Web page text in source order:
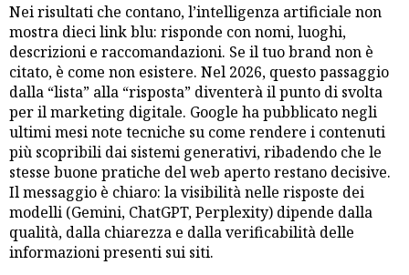
Nei risultati che contano, l’intelligenza artificiale non
mostra dieci link blu: risponde con nomi, luoghi,
descrizioni e raccomandazioni. Se il tuo brand non è
citato, è come non esistere. Nel 2026, questo passaggio
dalla “lista” alla “risposta” diventerà il punto di svolta
per il marketing digitale. Google ha pubblicato negli
ultimi mesi note tecniche su come rendere i contenuti
più scopribili dai sistemi generativi, ribadendo che le
stesse buone pratiche del web aperto restano decisive.
Il messaggio è chiaro: la visibilità nelle risposte dei
modelli (Gemini, ChatGPT, Perplexity) dipende dalla
qualità, dalla chiarezza e dalla verificabilità delle
informazioni presenti sui siti.